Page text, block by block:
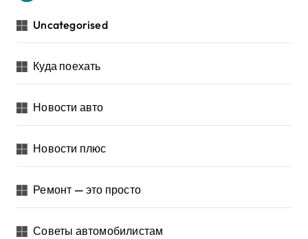
Uncategorised
Куда поехать
Новости авто
Новости плюс
Ремонт — это просто
Советы автомобилистам